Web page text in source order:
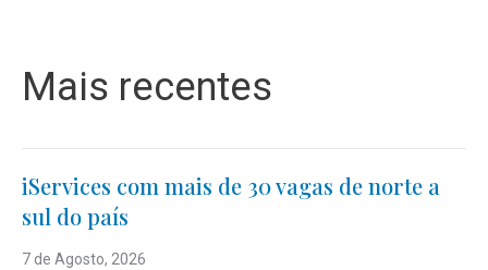
Mais recentes
iServices com mais de 30 vagas de norte a
sul do país
7 de Agosto, 2026